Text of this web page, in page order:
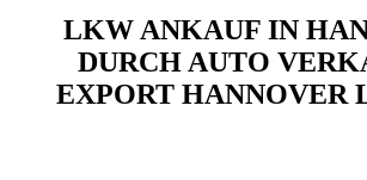
LKW ANKAUF IN
DURCH AUTO
EXPORT HANNOVER